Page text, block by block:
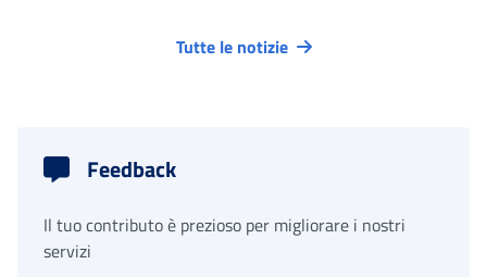
Tutte le notizie
Feedback
Il tuo contributo è prezioso per migliorare i nostri
servizi